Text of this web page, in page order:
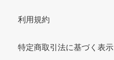
利用規約
特定商取引法に基づく表示